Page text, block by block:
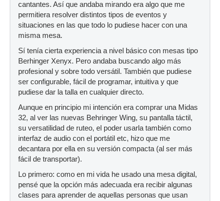
cantantes. Así que andaba mirando era algo que me
permitiera resolver distintos tipos de eventos y
situaciones en las que todo lo pudiese hacer con una
misma mesa.
Sí tenía cierta experiencia a nivel básico con mesas tipo
Berhinger Xenyx. Pero andaba buscando algo más
profesional y sobre todo versátil. También que pudiese
ser configurable, fácil de programar, intuitiva y que
pudiese dar la talla en cualquier directo.
Aunque en principio mi intención era comprar una Midas
32, al ver las nuevas Behringer Wing, su pantalla táctil,
su versatilidad de ruteo, el poder usarla también como
interfaz de audio con el portátil etc, hizo que me
decantara por ella en su versión compacta (al ser más
fácil de transportar).
Lo primero: como en mi vida he usado una mesa digital,
pensé que la opción más adecuada era recibir algunas
clases para aprender de aquellas personas que usan